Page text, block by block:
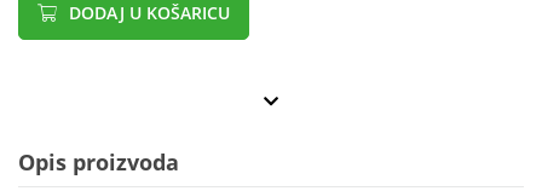
DODAJ U KOŠARICU
Opis proizvoda